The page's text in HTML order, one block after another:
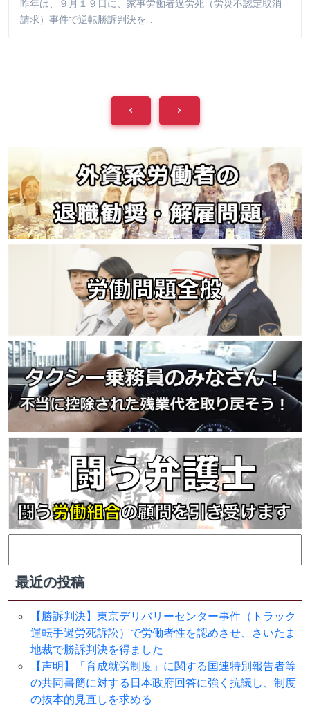
昨年は、９月１９日に、家事労働者過労死（労災不認定取消
請求）事件で逆転勝訴判決を…
索:
最近の投稿
【勝訴判決】東京デリバリーセンター事件（トラック
運転手過労死訴訟）で労働者性を認めさせ、さいたま
地裁で勝訴判決を得ました
【声明】「育成就労制度」に関する国連特別報告者等
の共同書簡に対する日本政府回答に強く抗議し、制度
の抜本的見直しを求める